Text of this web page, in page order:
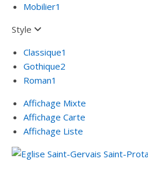
Mobilier1
Style
Classique1
Gothique2
Roman1
Affichage Mixte
Affichage Carte
Affichage Liste